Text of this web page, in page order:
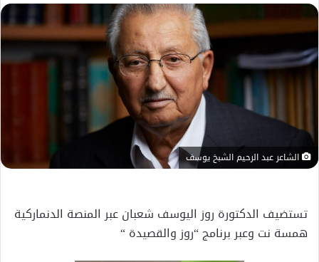
الشاعر عبد الرحيم الشبخ يوسف
تستضيف الدكتورة روز اليوسف شعبان عبر المنصة الدنماركية
همسة نت وعبر برنامج “روز والقصيدة “